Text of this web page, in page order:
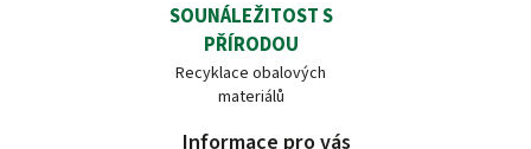
SOUNÁLEŽITOST S
PŘÍRODOU
Recyklace obalových
materiálů
Informace pro vás